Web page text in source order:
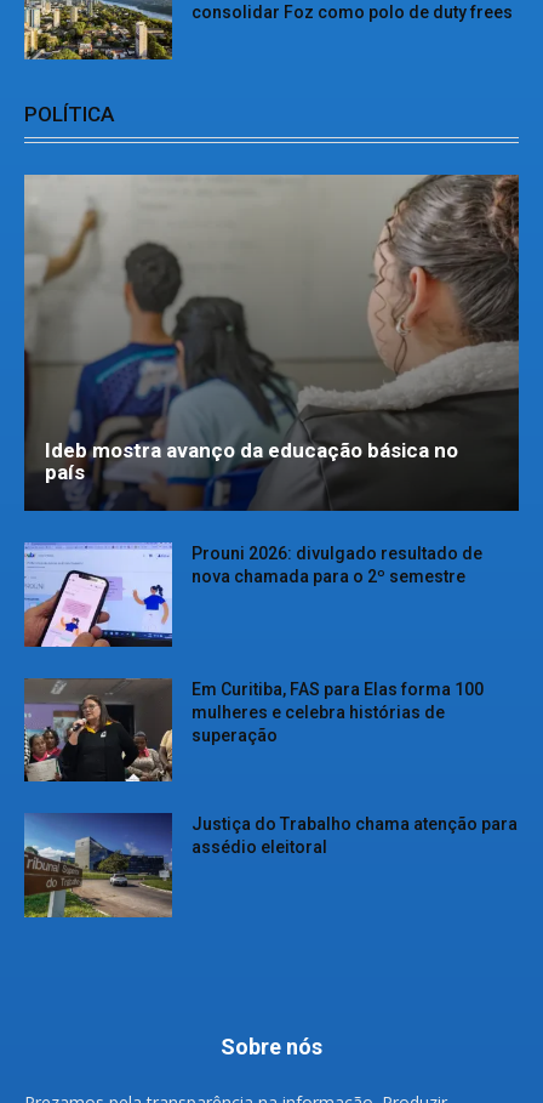
consolidar Foz como polo de duty frees
POLÍTICA
Ideb mostra avanço da educação básica no
país
Prouni 2026: divulgado resultado de
nova chamada para o 2º semestre
Em Curitiba, FAS para Elas forma 100
mulheres e celebra histórias de
superação
Justiça do Trabalho chama atenção para
assédio eleitoral
Sobre nós